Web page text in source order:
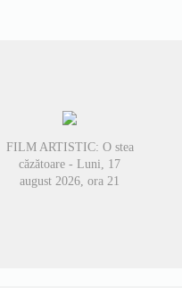
FILM ARTISTIC: O stea
căzătoare - Luni, 17
august 2026, ora 21